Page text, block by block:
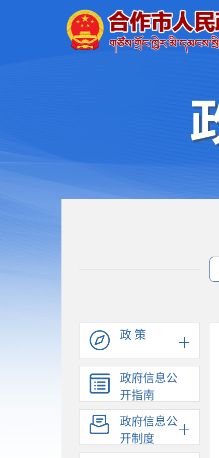
政 策
政府信息公
开指南
政府信息公
开制度